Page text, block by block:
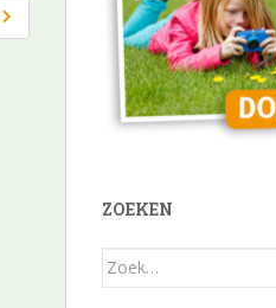
ZOEKEN
Zoek